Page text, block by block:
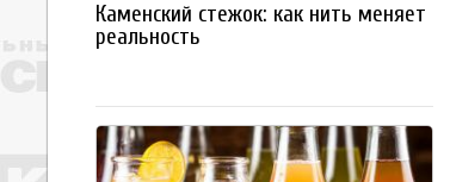
Каменский стежок: как нить меняет
реальность